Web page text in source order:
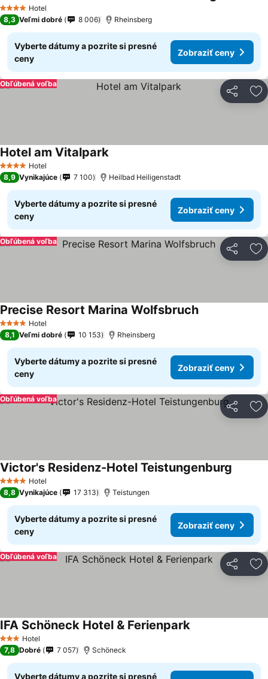
4 Počet hviezdičiek
Hotel
8,3 Veľmi dobré 8 006 Rheinsberg
Vyberte dátumy a pozrite si presné
ceny
Zobraziť ceny
Zdieľať
Obľúbená voľba
4 Počet hviezdičiek
Hotel
Hotel am Vitalpark
8,9 Vynikajúce 7 100 Heilbad Heiligenstadt
Vyberte dátumy a pozrite si presné
ceny
Zobraziť ceny
Zdieľať
Obľúbená voľba
4 Počet hviezdičiek
Hotel
Precise Resort Marina Wolfsbruch
8,1 Veľmi dobré 10 153 Rheinsberg
Vyberte dátumy a pozrite si presné
ceny
Zobraziť ceny
Zdieľať
Obľúbená voľba
4 Počet hviezdičiek
Hotel
Victor's Residenz-Hotel Teistungenburg
8,8 Vynikajúce 17 313 Teistungen
Vyberte dátumy a pozrite si presné
ceny
Zobraziť ceny
Zdieľať
Obľúbená voľba
3 Počet hviezdičiek
Hotel
IFA Schöneck Hotel & Ferienpark
7,8 Dobré 7 057 Schöneck
Vyberte dátumy a pozrite si presné